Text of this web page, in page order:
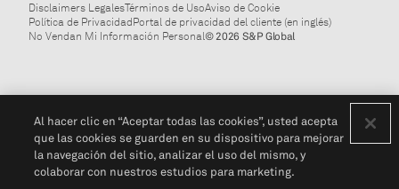
Disclaimers LegalesTérminos de UsoAviso de Cookie
Política de PrivacidadPortal de privacidad del cliente (en inglés)
No Vendan Mi Información Personal© 2026 S&P Global
Al hacer clic en “Aceptar todas las cookies”, usted acepta
que las cookies se guarden en su dispositivo para mejorar
la navegación del sitio, analizar el uso del mismo, y
colaborar con nuestros estudios para marketing.